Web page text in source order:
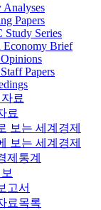
Analyses
Papers
Study Series
Economy Brief
Papers
료
료
보는 세계경제
보는 세계경제
제통계
고서
료목록